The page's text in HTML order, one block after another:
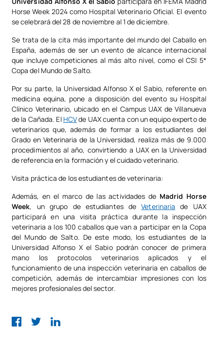
Horse Week 2024 como Hospital Veterinario Oficial. El evento
se celebrará del 28 de noviembre al 1 de diciembre.
Se trata de la cita más importante del mundo del Caballo en
España, además de ser un evento de alcance internacional
que incluye competiciones al más alto nivel, como el CSI 5*
Copa del Mundo de Salto.
Por su parte, la Universidad Alfonso X el Sabio, referente en
medicina equina, pone a disposición del evento su Hospital
Clínico Veterinario, ubicado en el Campus UAX de Villanueva
de la Cañada. El HCVde UAX cuenta con un equipo experto de
veterinarios que, además de formar a los estudiantes del
Grado en Veterinaria de la Universidad, realiza más de 9.000
procedimientos al año, convirtiendo a UAX en la Universidad
de referencia en la formación y el cuidado veterinario.
Visita práctica de los estudiantes de veterinaria:
Además, en el marco de las actividades de Madrid Horse
Week, un grupo de estudiantes deVeterinaria de UAX
participará en una visita práctica durante la inspección
veterinaria a los 100 caballos que van a participar en la Copa
del Mundo de Salto. De este modo, los estudiantes de la
Universidad Alfonso X el Sabio podrán conocer de primera
mano los protocolos veterinarios aplicados y el
funcionamiento de una inspección veterinaria en caballos de
competición, además de intercambiar impresiones con los
mejores profesionales del sector.